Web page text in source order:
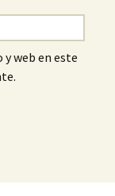
web en este